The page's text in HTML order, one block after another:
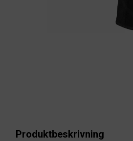
Produktbeskrivning